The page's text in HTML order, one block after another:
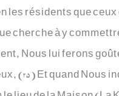
les résidents que
cherche à y
Nous lui ferons
(25) Et quand Nous